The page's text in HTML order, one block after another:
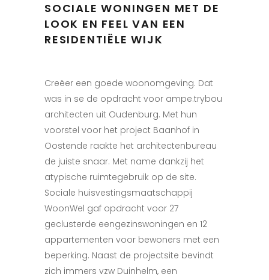
SOCIALE WONINGEN MET DE
LOOK EN FEEL VAN EEN
RESIDENTIËLE WIJK
Creëer een goede woonomgeving. Dat
was in se de opdracht voor ampe.trybou
architecten uit Oudenburg. Met hun
voorstel voor het project Baanhof in
Oostende raakte het architectenbureau
de juiste snaar. Met name dankzij het
atypische ruimtegebruik op de site.
Sociale huisvestingsmaatschappij
WoonWel gaf opdracht voor 27
geclusterde eengezinswoningen en 12
appartementen voor bewoners met een
beperking. Naast de projectsite bevindt
zich immers vzw Duinhelm, een